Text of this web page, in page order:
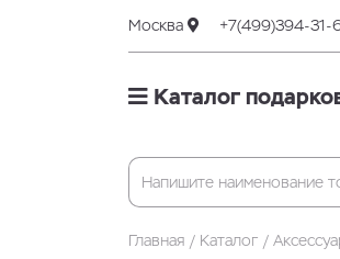
Москва +7(499)394-31-
Каталог
Главная Каталог